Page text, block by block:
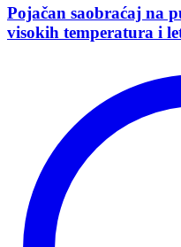
Pojačan saobraćaj na
visokih temperatura i